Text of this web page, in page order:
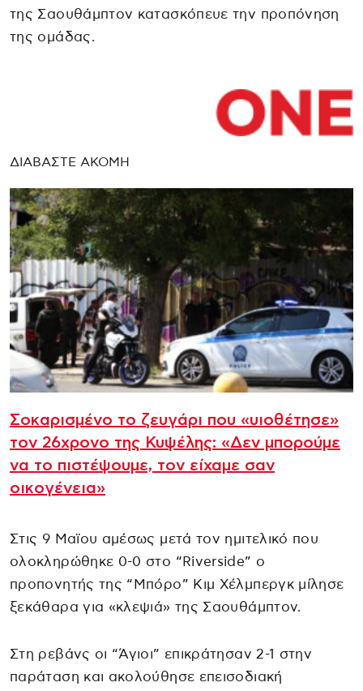
της Σαουθάμπτον κατασκόπευε την προπόνηση
της ομάδας.
ΔΙΑΒΑΣΤΕ ΑΚΟΜΗ
Σοκαρισμένο το ζευγάρι που «υιοθέτησε»
τον 26χρονο της Κυψέλης: «Δεν μπορούμε
να το πιστέψουμε, τον είχαμε σαν
οικογένεια»
Στις 9 Μαϊου αμέσως μετά τον ημιτελικό που
ολοκληρώθηκε 0-0 στο “Riverside” ο
προπονητής της “Μπόρο” Κιμ Χέλμπεργκ μίλησε
ξεκάθαρα για «κλεψιά» της Σαουθάμπτον.
Στη ρεβάνς οι “Άγιοι” επικράτησαν 2-1 στην
παράταση και ακολούθησε επεισοδιακή